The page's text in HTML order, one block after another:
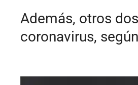
Además, otros
coronavirus,